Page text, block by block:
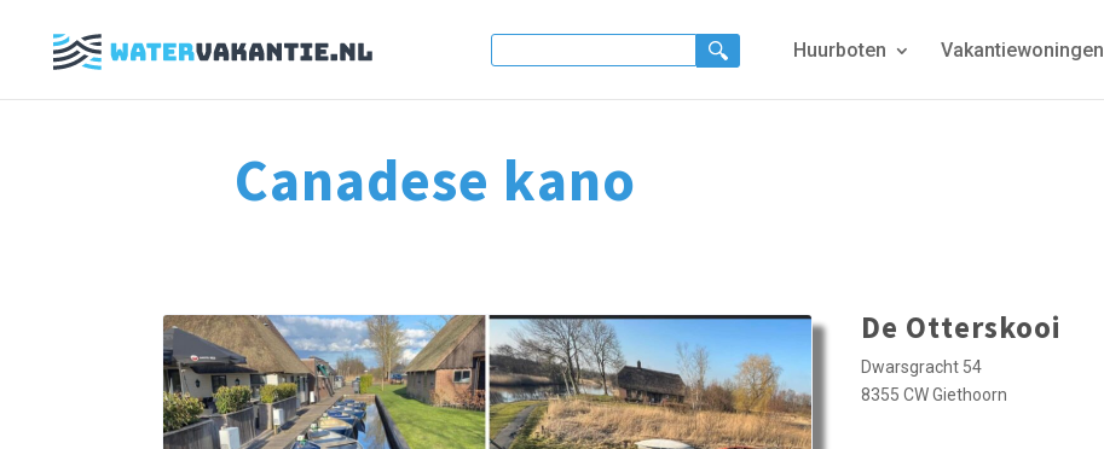
Huurboten Vakantiewoningen
Canadese kano
De Otterskooi
Dwarsgracht 54
8355 CW Giethoorn